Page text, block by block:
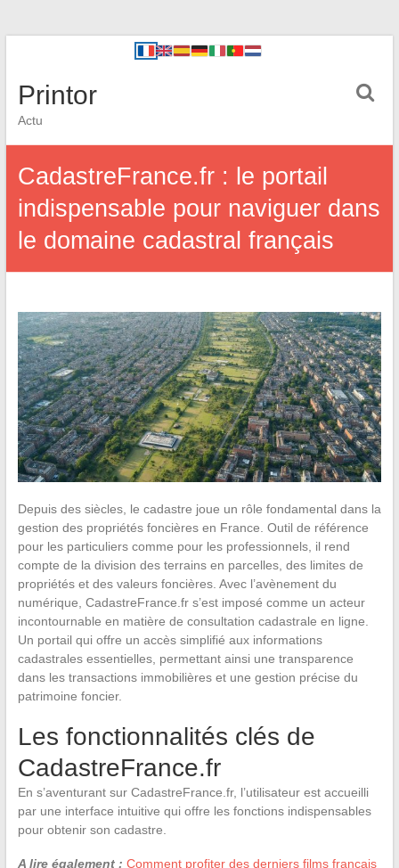
Printor
Actu
CadastreFrance.fr : le portail
indispensable pour naviguer dans
le domaine cadastral français
Depuis des siècles, le cadastre joue un rôle fondamental dans la
gestion des propriétés foncières en France. Outil de référence
pour les particuliers comme pour les professionnels, il rend
compte de la division des terrains en parcelles, des limites de
propriétés et des valeurs foncières. Avec l’avènement du
numérique, CadastreFrance.fr s’est imposé comme un acteur
incontournable en matière de consultation cadastrale en ligne.
Un portail qui offre un accès simplifié aux informations
cadastrales essentielles, permettant ainsi une transparence
dans les transactions immobilières et une gestion précise du
patrimoine foncier.
Les fonctionnalités clés de
CadastreFrance.fr
En s’aventurant sur CadastreFrance.fr, l’utilisateur est accueilli
par une interface intuitive qui offre les fonctions indispensables
pour obtenir son cadastre.
A lire également : Comment profiter des derniers films français